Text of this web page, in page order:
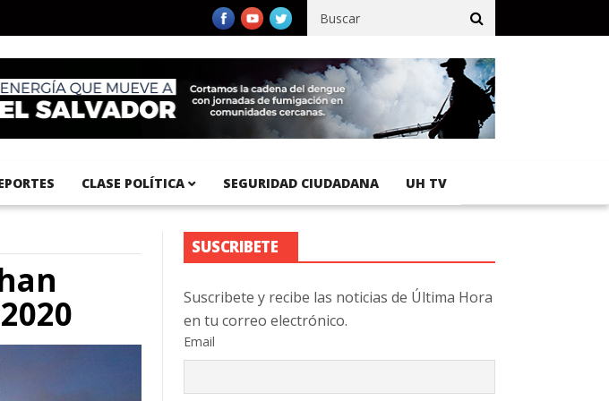
Aeropuerto Internacional del Pacífico registra 92 % de avance en obras de terracería
CLASE POLÍTICA SEGURIDAD CIUDADANA UH TV
SUSCRIBETE
Suscribete y recibe las noticias de Última Hora
en tu correo electrónico.
Email